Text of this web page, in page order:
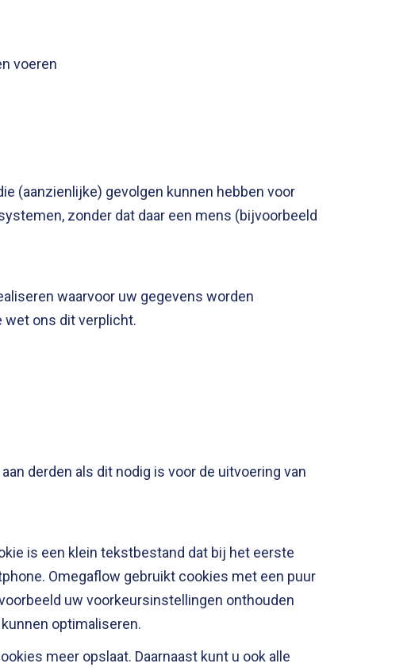
voeren
(aanzienlijke) gevolgen kunnen hebben voor
zonder dat daar een mens (bijvoorbeeld
waarvoor uw gegevens worden
wet ons dit verplicht.
derden als dit nodig is voor de uitvoering van
is een klein tekstbestand dat bij het eerste
Omegaflow gebruikt cookies met een puur
uw voorkeursinstellingen onthouden
optimaliseren.
meer opslaat. Daarnaast kunt u ook alle